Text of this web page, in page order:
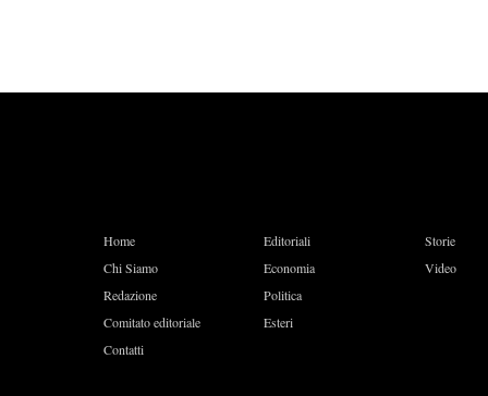
Home
Chi Siamo
Redazione
Comitato editoriale
Contatti
Editoriali
Economia
Politica
Esteri
Storie
Video